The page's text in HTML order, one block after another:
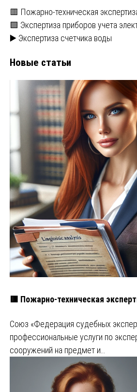
🟥 Пожарно-техническая
🟩 Экспертиза приборов учета
▶️ Экспертиза счетчика воды
Новые статьи
🟥 Пожарно-техническая
Союз «Федерация судебных
профессиональные услуги по
сооружений на предмет и…